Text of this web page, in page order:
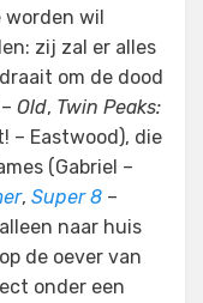
worden wil
zij zal er alles
om de dood
Old, Twin Peaks:
– Eastwood), die
(Gabriel –
, Super 8 –
naar huis
de oever van
onder een